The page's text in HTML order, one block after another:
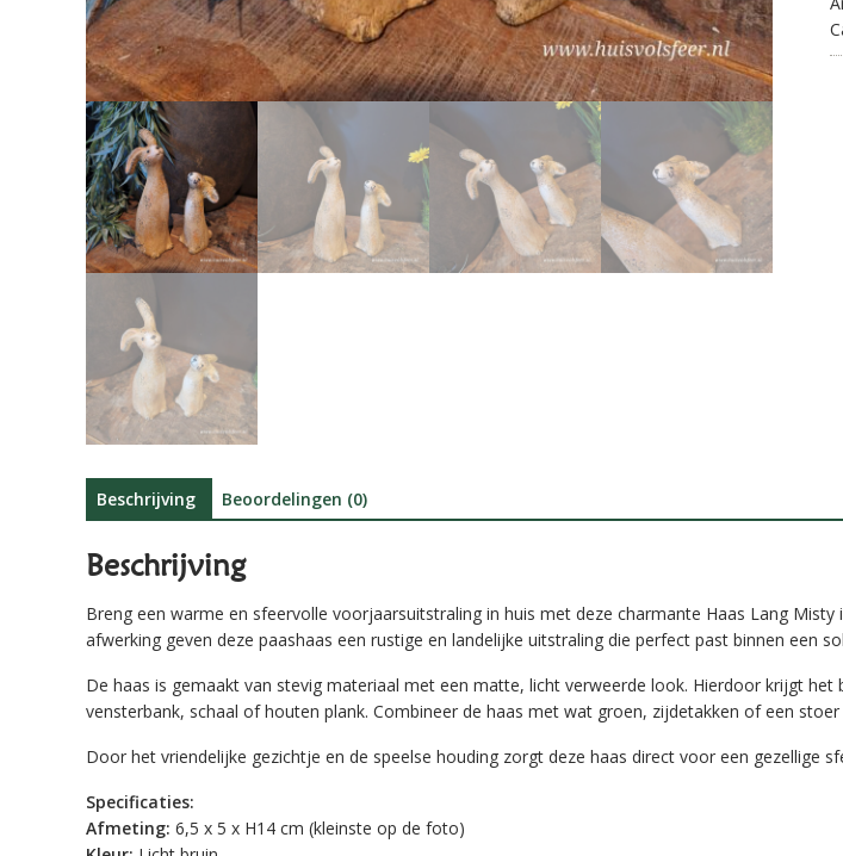
Beschrijving Beoordelingen (0)
Beschrijving
Breng een warme en sfeervolle voorjaarsuitstraling in huis met deze charmante Haas Lang
afwerking geven deze paashaas een rustige en landelijke uitstraling die perfect past binnen een
De haas is gemaakt van stevig materiaal met een matte, licht verweerde look. Hierdoor krijgt
vensterbank, schaal of houten plank. Combineer de haas met wat groen, zijdetakken of een
Door het vriendelijke gezichtje en de speelse houding zorgt deze haas direct voor een gezellige
Specificaties:
Afmeting: 6,5 x 5 x H14 cm (kleinste op de foto)